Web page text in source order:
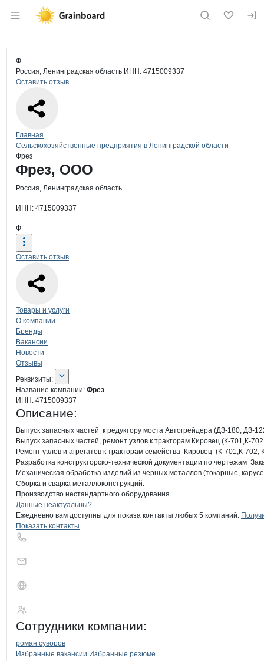
Раздел навигации по сайту
Страница компании
Страница компании
Краткая информация о компании
Ф
Россия, Ленинградская область ИНН: 4715009337
Оставить отзыв
Навигация по сайту
Главная
Сельскохозяйственные предприятия в Ленинградской области
Фрез
Основная информация о компании
Фрез, ООО
Россия, Ленинградская область
ИНН: 4715009337
Ф
Оставить отзыв
Навигация по странице
Товары и услуги
О компании
Бренды
Вакансии
Новости
Отзывы
О компании
Реквизиты
Реквизиты:
Название компании: Фрез
ИНН: 4715009337
Описание:
Выпуск запасных частей  к редуктору моста Автогрейдера (ДЗ-180, ДЗ-
Выпуск запасных частей, ремонт узлов к тракторам Кировец (К-701,К-
Ремонт узлов и агрегатов к тракторам семейства  Кировец  (К-701,К-
Разработка конструкторско-технической документации по чертежам
Механическая обработка изделий из черных металлов (токарные,
Сборка и сварка металлоконструкций.
Производство нестандартного оборудования.
Контактыкомпании
+7(800)000-00-..
Данные неактуальны?
Ежедневно вам доступны для показа контакты любых 5 компаний.
Показать контакты
Сотрудники компании:
роман суворов
Брендыкомпани Фрез
Вакансии вФрез
Избранные вакансии Избранные резюме